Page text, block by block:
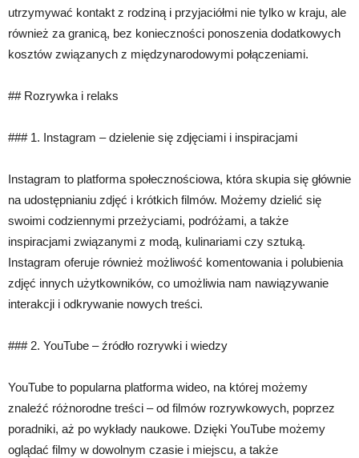
utrzymywać kontakt z rodziną i przyjaciółmi nie tylko w kraju, ale
również za granicą, bez konieczności ponoszenia dodatkowych
kosztów związanych z międzynarodowymi połączeniami.
## Rozrywka i relaks
### 1. Instagram – dzielenie się zdjęciami i inspiracjami
Instagram to platforma społecznościowa, która skupia się głównie
na udostępnianiu zdjęć i krótkich filmów. Możemy dzielić się
swoimi codziennymi przeżyciami, podróżami, a także
inspiracjami związanymi z modą, kulinariami czy sztuką.
Instagram oferuje również możliwość komentowania i polubienia
zdjęć innych użytkowników, co umożliwia nam nawiązywanie
interakcji i odkrywanie nowych treści.
### 2. YouTube – źródło rozrywki i wiedzy
YouTube to popularna platforma wideo, na której możemy
znaleźć różnorodne treści – od filmów rozrywkowych, poprzez
poradniki, aż po wykłady naukowe. Dzięki YouTube możemy
oglądać filmy w dowolnym czasie i miejscu, a także